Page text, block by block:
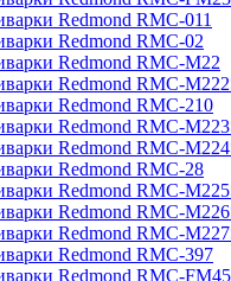
Redmond RMC-011
Redmond RMC-02
Redmond RMC-M22
Redmond RMC-
Redmond RMC-210
Redmond RMC-
Redmond RMC-
Redmond RMC-28
Redmond RMC-
Redmond RMC-
Redmond RMC-
Redmond RMC-397
Redmond RMC-